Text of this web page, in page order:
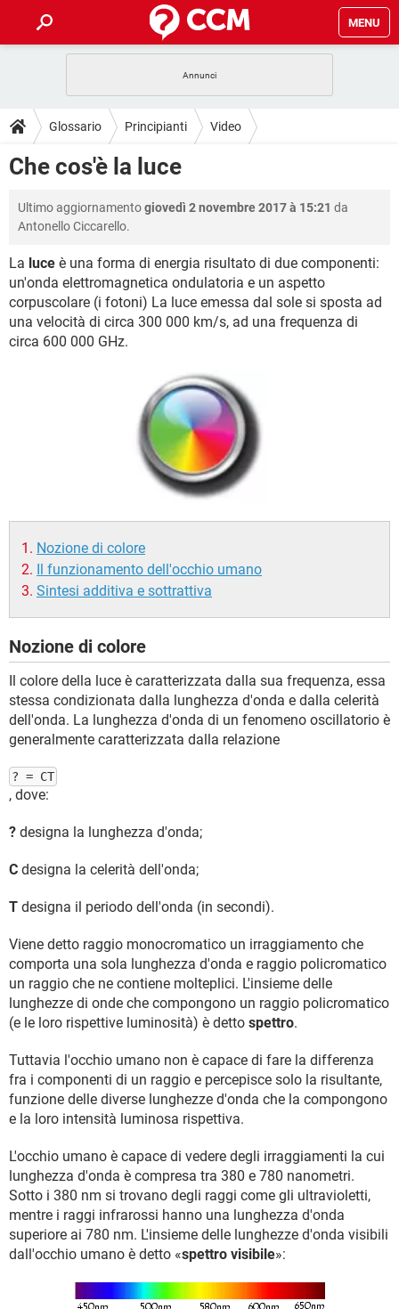
MENU
INTRATTENIMENTO ANDROID
iOS
TIKTOK
GUIDE
COVID-19 GAMING
INTRATTENIMENTO
iOS WINDOWS 10
TIKTOK FACEBOOK
HARDWARE
DOWNLOAD
INTRATTENIMENTO
INSTAGRAM WHATSAPP
TIKTOK FACEBOOK
HARDWARE
FORUM
INTRATTENIMENTO ANDROID
iOS WINDOWS 10
INSTAGRAM WHATSAPP
COVID-19 GAMING
INTRATTENIMENTO ANDROID
iOS
WHATSAPP
FACEBOOK
Glossario Principianti Video
Che cos'è la luce
Ultimo aggiornamentogiovedì 2 novembre 2017 à 15:21 da
Antonello Ciccarello.
La luce è una forma di energia risultato di due componenti:
un'onda elettromagnetica ondulatoria e un aspetto
corpuscolare (i fotoni) La luce emessa dal sole si sposta ad
una velocità di circa 300 000 km/s, ad una frequenza di
circa 600 000 GHz.
Nozione di colore
Il funzionamento dell'occhio umano
Sintesi additiva e sottrattiva
Nozione di colore
Il colore della luce è caratterizzata dalla sua frequenza, essa
stessa condizionata dalla lunghezza d'onda e dalla celerità
dell'onda. La lunghezza d'onda di un fenomeno oscillatorio è
generalmente caratterizzata dalla relazione
? = CT
, dove:
? designa la lunghezza d'onda;
C designa la celerità dell'onda;
T designa il periodo dell'onda (in secondi).
Viene detto raggio monocromatico un irraggiamento che
comporta una sola lunghezza d'onda e raggio policromatico
un raggio che ne contiene molteplici. L'insieme delle
lunghezze di onde che compongono un raggio policromatico
(e le loro rispettive luminosità) è detto spettro.
Tuttavia l'occhio umano non è capace di fare la differenza
fra i componenti di un raggio e percepisce solo la risultante,
funzione delle diverse lunghezze d'onda che la compongono
e la loro intensità luminosa rispettiva.
L'occhio umano è capace di vedere degli irraggiamenti la cui
lunghezza d'onda è compresa tra 380 e 780 nanometri.
Sotto i 380 nm si trovano degli raggi come gli ultravioletti,
mentre i raggi infrarossi hanno una lunghezza d'onda
superiore ai 780 nm. L'insieme delle lunghezze d'onda visibili
dall'occhio umano è detto «spettro visibile»: